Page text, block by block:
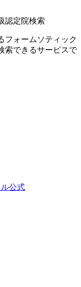
認定院検索
フォームソティック
索できるサービスで
公式